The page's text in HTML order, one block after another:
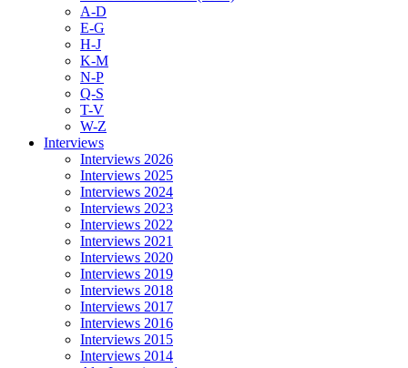
A-D
E-G
H-J
K-M
N-P
Q-S
T-V
W-Z
Interviews
Interviews 2026
Interviews 2025
Interviews 2024
Interviews 2023
Interviews 2022
Interviews 2021
Interviews 2020
Interviews 2019
Interviews 2018
Interviews 2017
Interviews 2016
Interviews 2015
Interviews 2014